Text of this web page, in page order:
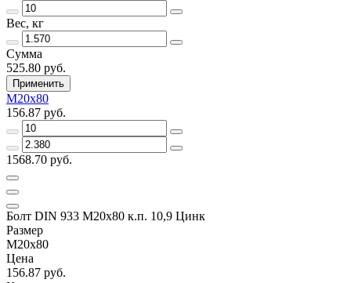
Вес, кг
Сумма
525.80 руб.
Применить
М20х80
156.87 руб.
1568.70 руб.
Болт DIN 933 М20х80 к.п. 10,9 Цинк
Размер
М20х80
Цена
156.87 руб.